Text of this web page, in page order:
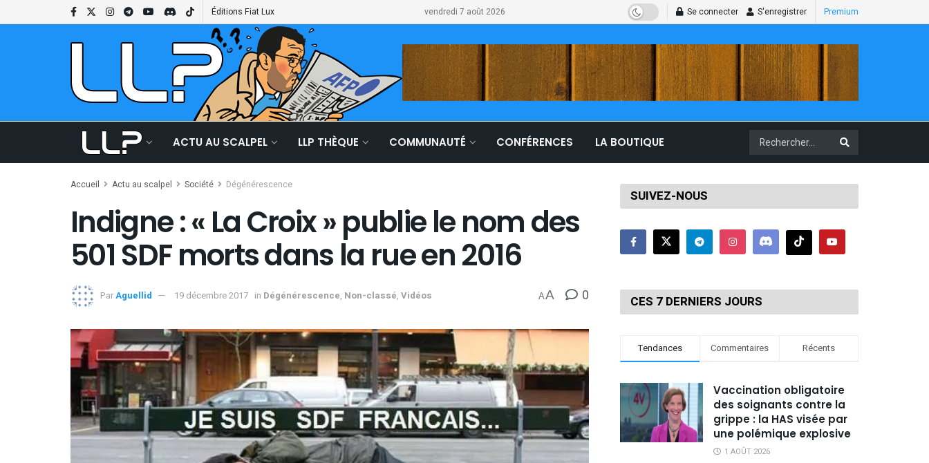
Éditions Fiat Lux vendredi 7 août 2026 Se connecter S'enregistrer Premium
ACTU AU SCALPEL LLP THÈQUE COMMUNAUTÉ CONFÉRENCES LA BOUTIQUE
Accueil Actu au scalpel Société Dégénérescence
Indigne : « La Croix » publie le nom des
501 SDF morts dans la rue en 2016
ParAguellid 19 décembre 2017 in Dégénérescence, Non-classé, Vidéos AA 0
SUIVEZ-NOUS
CES 7 DERNIERS JOURS
Tendances Commentaires Récents
Vaccination obligatoire
des soignants contre la
grippe : la HAS visée par
une polémique explosive
1 AOÛT 2026